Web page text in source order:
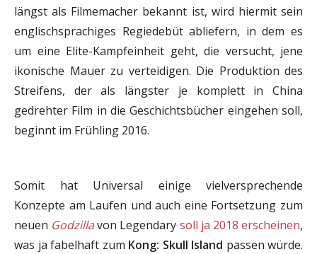
längst als Filmemacher bekannt ist, wird hiermit sein
englischsprachiges Regiedebüt abliefern, in dem es
um eine Elite-Kampfeinheit geht, die versucht, jene
ikonische Mauer zu verteidigen. Die Produktion des
Streifens, der als längster je komplett in China
gedrehter Film in die Geschichtsbücher eingehen soll,
beginnt im Frühling 2016.
Somit hat Universal einige vielversprechende
Konzepte am Laufen und auch eine Fortsetzung zum
neuen Godzillavon Legendary soll ja 2018 erscheinen,
was ja fabelhaft zum Kong: Skull Island passen würde.